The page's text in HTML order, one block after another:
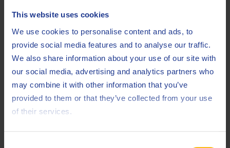
This website uses cookies
We use cookies to personalise content and ads, to
provide social media features and to analyse our traffic.
We also share information about your use of our site with
our social media, advertising and analytics partners who
may combine it with other information that you’ve
provided to them or that they’ve collected from your use
of their services.
0
Oil filter lifespan
Product 1 Product 2 Product 3